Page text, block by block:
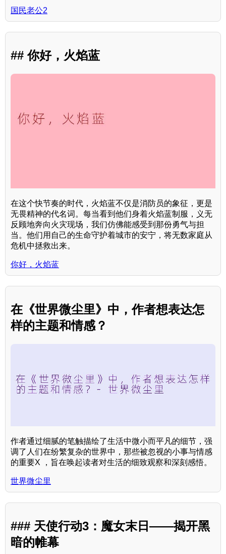
国民老公2
## 你好，火焰蓝
在这个快节奏的时代，火焰蓝不仅是消防员的象征，更是
无畏精神的代名词。每当看到他们身着火焰蓝制服，义无
反顾地奔向火灾现场，我们仿佛能感受到那份勇气与担
当。他们用自己的生命守护着城市的安宁，将无数家庭从
危机中拯救出来。
你好，火焰蓝
在《世界微尘里》中，作者想表达怎
样的主题和情感？
作者通过细腻的笔触描绘了生活中微小而平凡的细节，强
调了人们在纷繁复杂的世界中，那些被忽视的小事与情感
的重要X ，旨在唤起读者对生活的细致观察和深刻感悟。
世界微尘里
### 天使行动3：魔女末日——揭开黑
暗的帷幕